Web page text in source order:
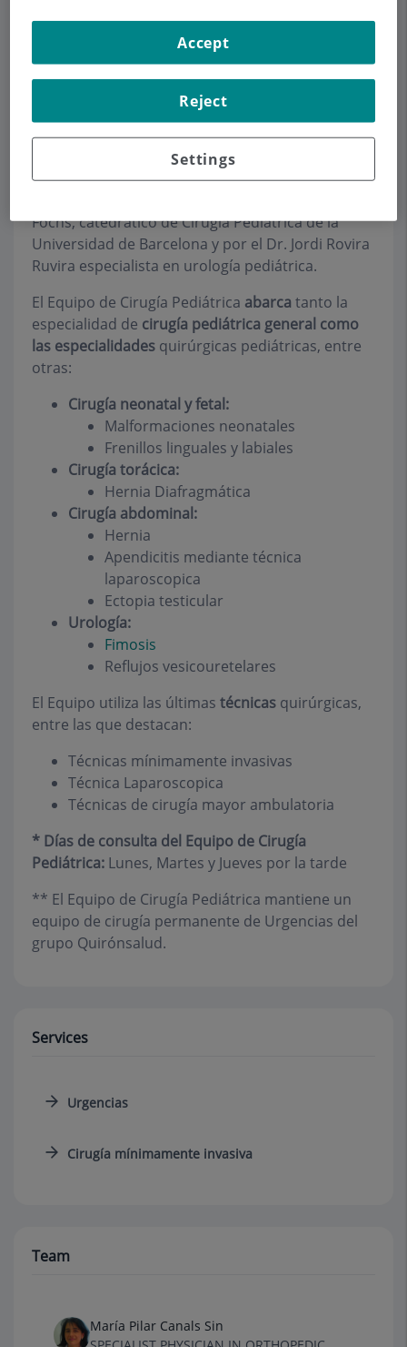
Está formado por un Grupo de cirujanos
pediátricos de primer nivel, con reconocida
experiencia, sólida formación y capacidad para
ofrecer soluciones efectivas y eficientes, a las
necesidades asistenciales de los pacientes,
simepre con la EXCELENCIA como lema,
Fochs, catedrático de Cirugía Pediátrica de la
Universidad de Barcelona y por el Dr. Jordi Rovira
Ruvira especialista en urología pediátrica.
El Equipo de Cirugía Pediátrica abarca tanto la
especialidad de cirugía pediátrica general como
las especialidades quirúrgicas pediátricas, entre
otras:
Cirugía neonatal y fetal:
Malformaciones neonatales
Frenillos linguales y labiales
Cirugía torácica:
Hernia Diafragmática
Cirugía abdominal:
Hernia
Apendicitis mediante técnica
laparoscopica
Ectopia testicular
Urología:
Fimosis
Reflujos vesicouretelares
El Equipo utiliza las últimas técnicas quirúrgicas,
entre las que destacan:
Técnicas mínimamente invasivas
Técnica Laparoscopica
Técnicas de cirugía mayor ambulatoria
* Días de consulta del Equipo de Cirugía
Pediátrica: Lunes, Martes y Jueves por la tarde
** El Equipo de Cirugía Pediátrica mantiene un
equipo de cirugía permanente de Urgencias del
grupo Quirónsalud.
Services
Urgencias
Cirugía mínimamente invasiva
Team
María Pilar Canals Sin
Settings
Reject
Accept